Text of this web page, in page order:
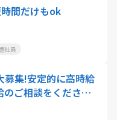
間だけもok
社員
募集!安定的に高時給
ご相談をください!/